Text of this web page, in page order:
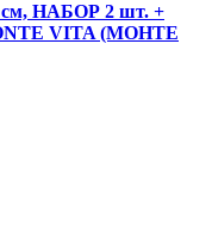
см, НАБОР 2 шт. +
VITA (МОНТЕ